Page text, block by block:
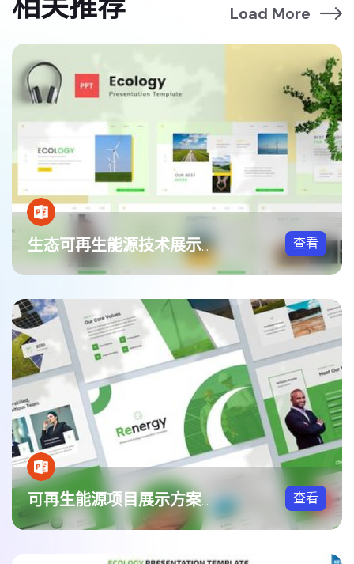
Load More
生态可再生能源技术展示方案PPT模板 查看
可再生能源项目展示方案PPT模板 查看